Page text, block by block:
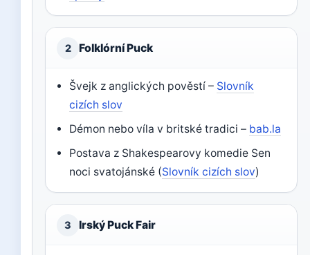
2 Folklórní Puck
Švejk z anglických pověstí – Slovník
cizích slov
Démon nebo víla v britské tradici – bab.la
Postava z Shakespearovy komedie Sen
noci svatojánské (Slovník cizích slov)
3 Irský Puck Fair